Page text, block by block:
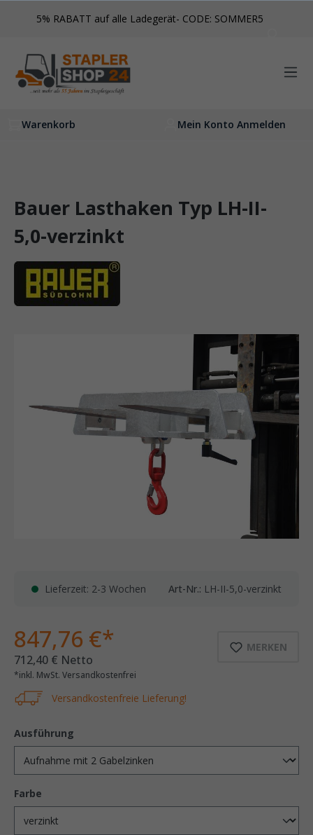
springen
5% RABATT auf alle Ladegerät- CODE: SOMMER5
Mein Konto Anmelden
Warenkorb
Bauer Lasthaken Typ LH-II-
5,0-verzinkt
Lieferzeit: 2-3 Wochen Art-Nr.: LH-II-5,0-verzinkt
MERKEN
847,76 €*
712,40 € Netto
*inkl. MwSt. Versandkostenfrei
Versandkostenfreie Lieferung!
Ausführung
Farbe